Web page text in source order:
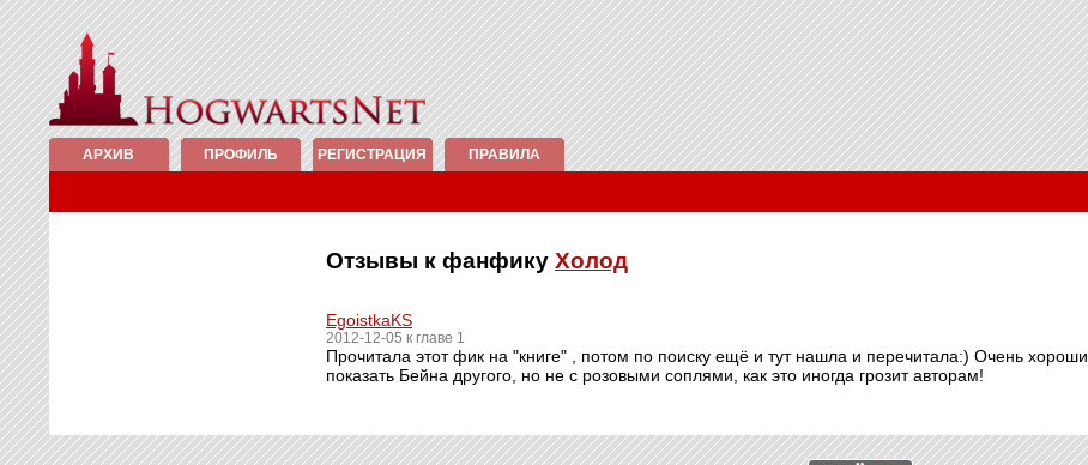
АРХИВ ПРОФИЛЬ РЕГИСТРАЦИЯ ПРАВИЛА
Отзывы к фанфику Холод
EgoistkaKS
2012-12-05 к главе 1
Прочитала этот фик на "книге" , потом по поиску ещё и тут нашла и перечитала:) Очень
показать Бейна другого, но не с розовыми соплями, как это иногда грозит авторам!